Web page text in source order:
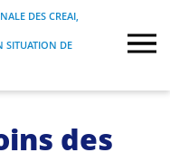
DES CREAI, EN
EN SITUATION
DES CREAI,
SITUATION DE
des